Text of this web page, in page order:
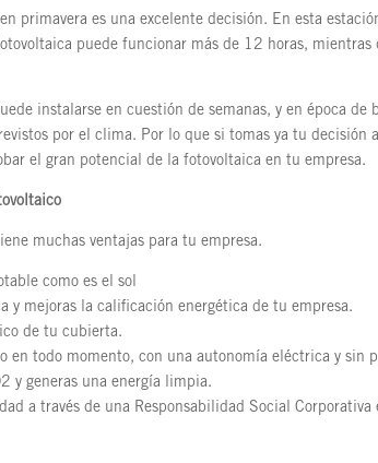
primavera es una excelente decisión. En esta
puede funcionar más de 12 horas, mientras
instalarse en cuestión de semanas, y en época de
por el clima. Por lo que si tomas ya tu decisión
el gran potencial de la fotovoltaica en tu empresa.
muchas ventajas para tu empresa.
como es el sol
y mejoras la calificación energética de tu empresa.
de tu cubierta.
en todo momento, con una autonomía eléctrica y sin
y generas una energía limpia.
a través de una Responsabilidad Social